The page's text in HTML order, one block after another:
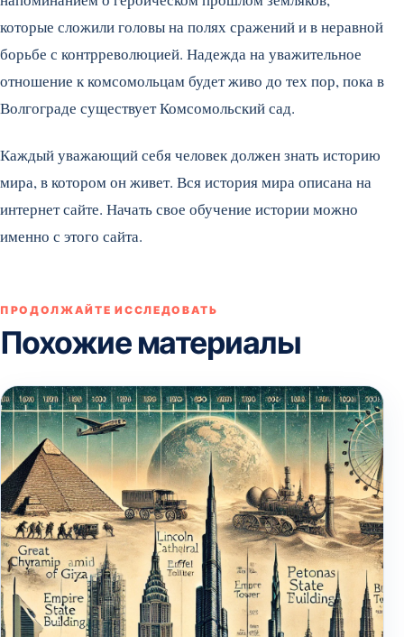
которые сложили головы на полях сражений и в неравной
борьбе с контрреволюцией. Надежда на уважительное
отношение к комсомольцам будет живо до тех пор, пока в
Волгограде существует Комсомольский сад.
Каждый уважающий себя человек должен знать историю
мира, в котором он живет. Вся история мира описана на
интернет сайте. Начать свое обучение истории можно
именно с этого сайта.
ПРОДОЛЖАЙТЕ ИССЛЕДОВАТЬ
Похожие материалы